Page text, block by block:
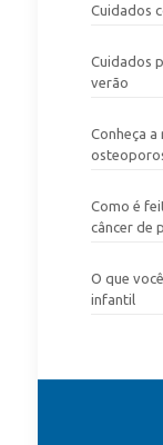
Cuidados
Cuidados
verão
Conheça
Como é
câncer de
O que
infantil